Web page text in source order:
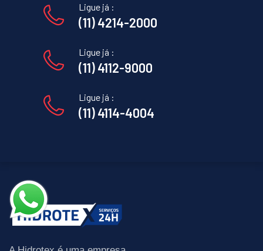
Ligue já :
(11) 4214-2000
Ligue já :
(11) 4112-9000
Ligue já :
(11) 4114-4004